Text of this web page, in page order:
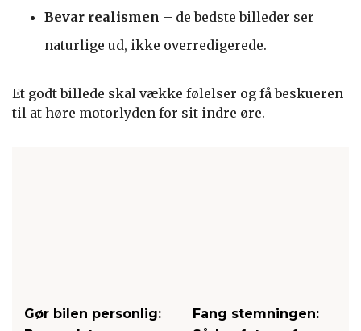
Bevar realismen – de bedste billeder ser
naturlige ud, ikke overredigerede.
Et godt billede skal vække følelser og få beskueren
til at høre motorlyden for sit indre øre.
Gør bilen personlig:
Fang stemningen: